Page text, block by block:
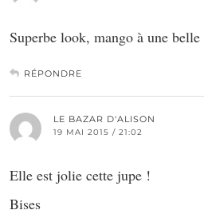
Superbe look, mango à une
RÉPONDRE
LE BAZAR D'ALISON
19 MAI 2015 / 21:02
Elle est jolie cette jupe !
Bises